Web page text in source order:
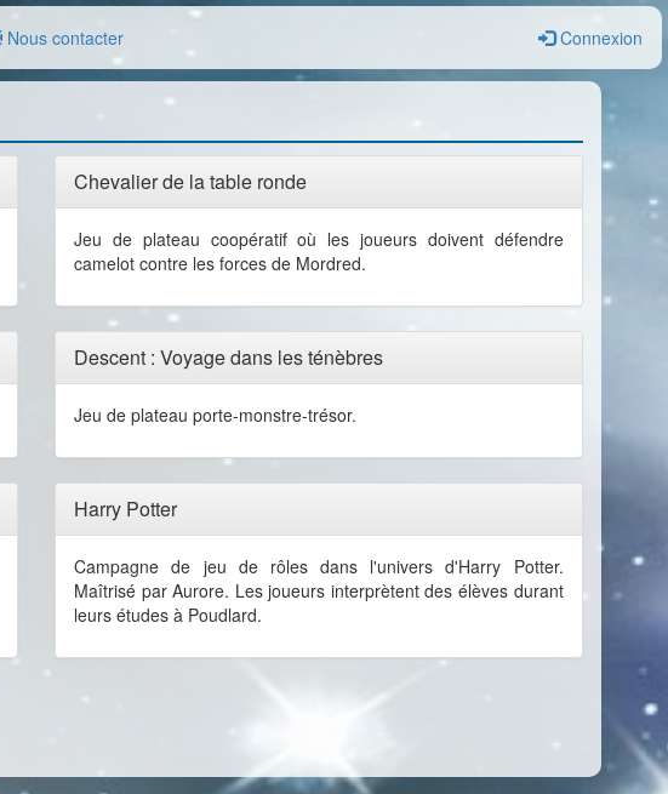
Nous contacter Connexion
Chevalier de la table ronde
Jeu de plateau coopératif où les joueurs doivent défendre
camelot contre les forces de Mordred.
Descent : Voyage dans les ténèbres
Jeu de plateau porte-monstre-trésor.
Harry Potter
Campagne de jeu de rôles dans l'univers d'Harry Potter.
Maîtrisé par Aurore. Les joueurs interprètent des élèves durant
leurs études à Poudlard.